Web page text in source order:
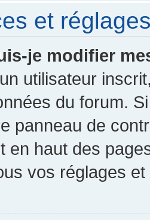
et
je modifier
utilisateur
du forum.
panneau de
en haut des
vos réglages